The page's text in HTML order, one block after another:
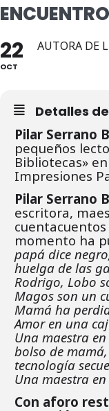
22
OCT
AUTORA DE
Detalles
Pilar Serrano
pequeños
Bibliotecas»
Impresiones
Pilar Serrano
escritora,
momento ha
papá dice
huelga de las
Rodrigo, Lobo
Magos son un
Mamá ha
Amor en una
Una maestra
bolso de
tecnología
Una maestra
Con aforo